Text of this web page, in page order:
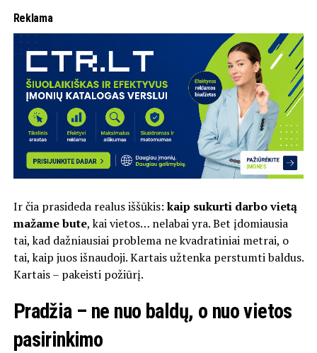
Reklama
Ir čia prasideda realus iššūkis:kaip sukurti darbo vietą
mažame bute, kai vietos… nelabai yra. Bet įdomiausia
tai, kad dažniausiai problema ne kvadratiniai metrai, o
tai, kaip juos išnaudoji. Kartais užtenka perstumti baldus.
Kartais – pakeisti požiūrį.
Pradžia – ne nuo baldų, o nuo vietos
pasirinkimo